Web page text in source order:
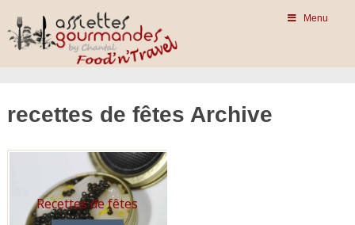
Menu
recettes de fêtes Archive
Recettes de fêtes